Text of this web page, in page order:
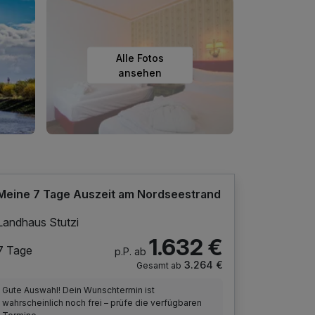
Alle Fotos
ansehen
7 Tage Auszeit am Nordseestrand
Stutzi
Tage
p.P. ab 1.632 €
Gesamt ab 3.264 €
Gute Auswahl! Dein Wunschtermin ist
wahrscheinlich noch frei – prüfe die verfügbaren